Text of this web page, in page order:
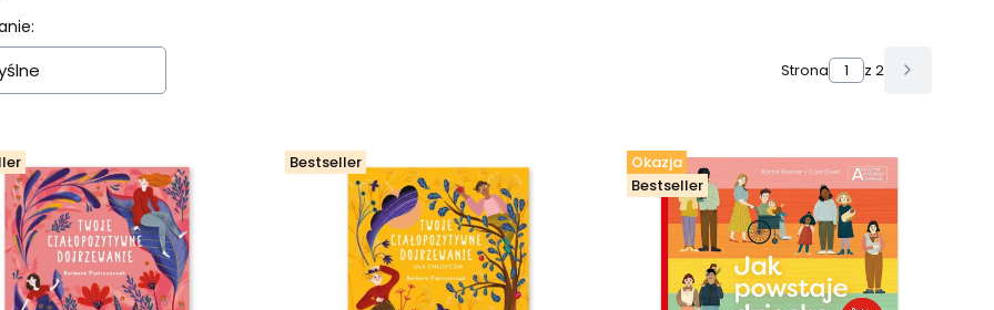
produktów
Strona z 2
Bestseller
Okazja
Bestseller